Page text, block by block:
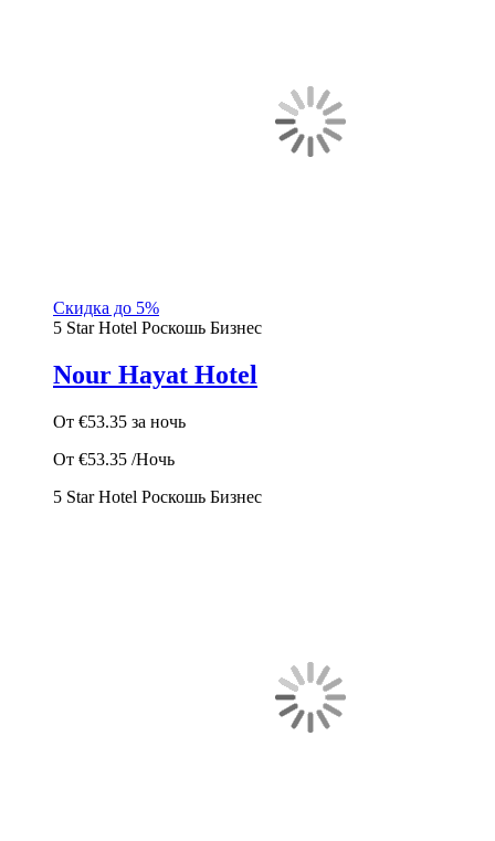
Скидка до 5%
5 Star Hotel Роскошь Бизнес
Nour Hayat Hotel
От €53.35 за ночь
От €53.35 /Ночь
5 Star Hotel Роскошь Бизнес